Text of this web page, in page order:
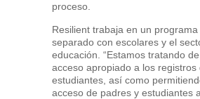
proceso.
Resilient trabaja en un
separado con escolares y el
educación. “Estamos tratando
acceso apropiado a los registros
estudiantes, así como
acceso de padres y estudiantes